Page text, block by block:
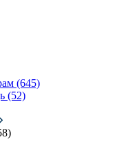
(645)
(52)